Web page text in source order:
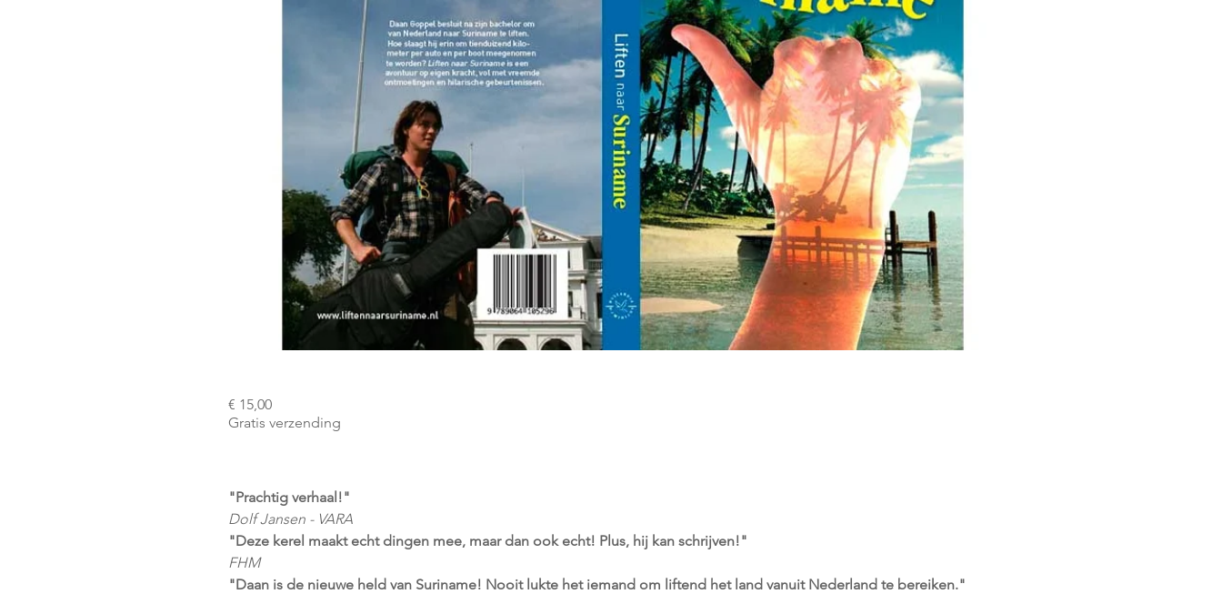
€ 15,00
Gratis verzending
"Prachtig verhaal!"
Dolf Jansen - VARA
"Deze kerel maakt echt dingen mee, maar dan ook echt! Plus, hij kan schrijven!"
FHM
"Daan is de nieuwe held van Suriname! Nooit lukte het iemand om liftend het land vanuit Nederland te bereiken."